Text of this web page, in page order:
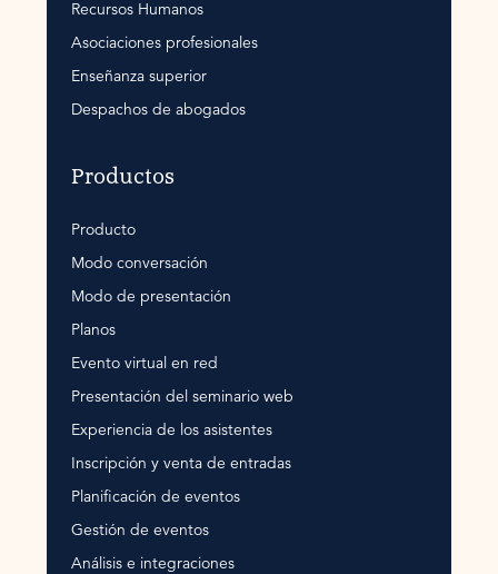
Recursos Humanos
Asociaciones profesionales
Enseñanza superior
Despachos de abogados
Productos
Producto
Modo conversación
Modo de presentación
Planos
Evento virtual en red
Presentación del seminario web
Experiencia de los asistentes
Inscripción y venta de entradas
Planificación de eventos
Gestión de eventos
Análisis e integraciones